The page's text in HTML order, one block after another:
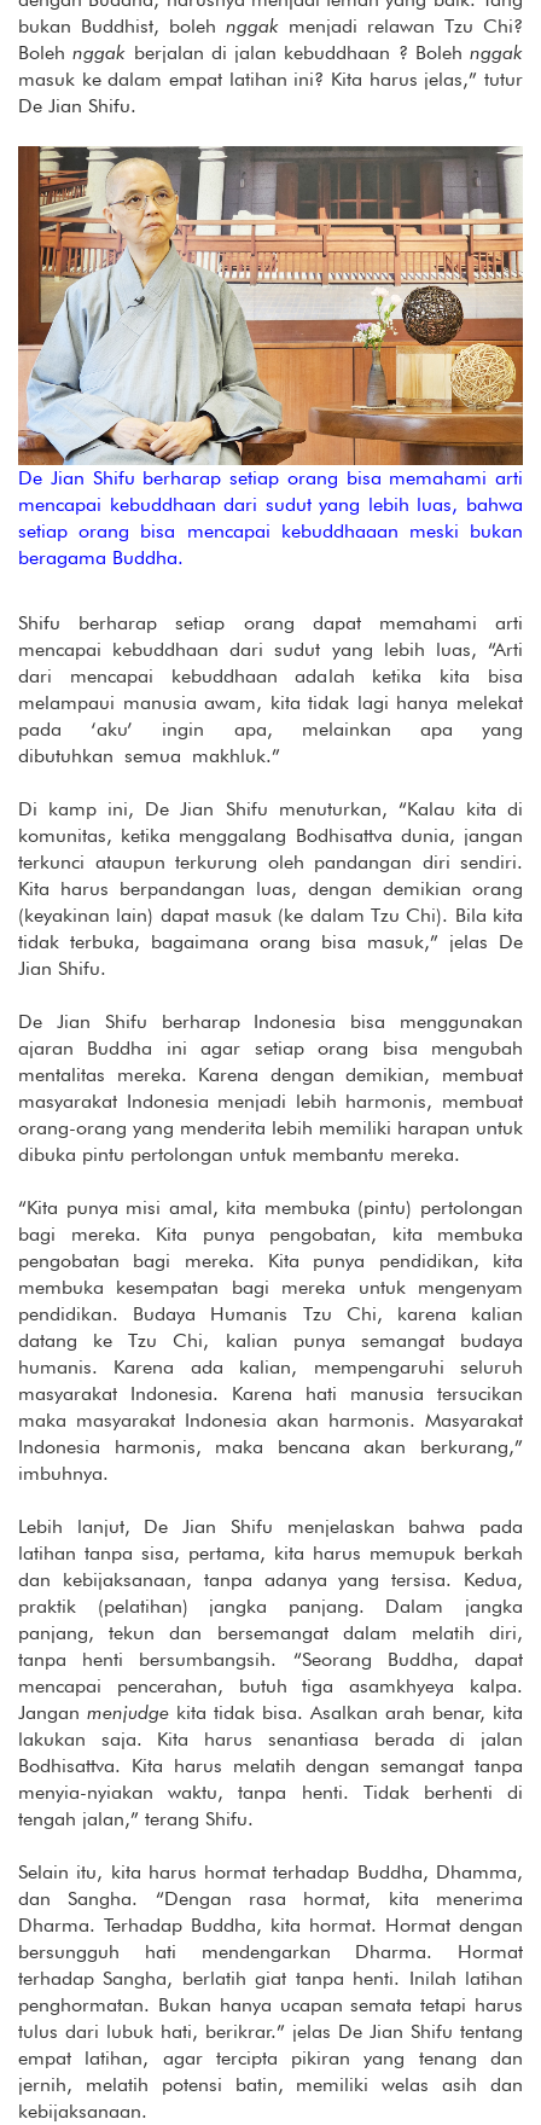
bukan Buddhist, boleh nggak menjadi relawan Tzu Chi?
Bolehnggak berjalan di jalan kebuddhaan ? Boleh nggak
masuk ke dalam empat latihan ini? Kita harus jelas,” tutur
De Jian Shifu.
De Jian Shifu berharap setiap orang bisa memahami arti
mencapai kebuddhaan dari sudut yang lebih luas, bahwa
setiap orang bisa mencapai kebuddhaaan meski bukan
beragama Buddha.
Shifu berharap setiap orang dapat memahami arti
mencapai kebuddhaan dari sudut yang lebih luas, “Arti
dari mencapai kebuddhaan adalah ketika kita bisa
melampaui manusia awam, kita tidak lagi hanya melekat
pada ‘aku’ ingin apa, melainkan apa yang
dibutuhkan semua makhluk.”
Di kamp ini, De Jian Shifu menuturkan, “Kalau kita di
komunitas, ketika menggalang Bodhisattva dunia, jangan
terkunci ataupun terkurung oleh pandangan diri sendiri.
Kita harus berpandangan luas, dengan demikian orang
(keyakinan lain) dapat masuk (ke dalam Tzu Chi). Bila kita
tidak terbuka, bagaimana orang bisa masuk,” jelas De
Jian Shifu.
De Jian Shifu berharap Indonesia bisa menggunakan
ajaran Buddha ini agar setiap orang bisa mengubah
mentalitas mereka. Karena dengan demikian, membuat
masyarakat Indonesia menjadi lebih harmonis, membuat
orang-orang yang menderita lebih memiliki harapan untuk
dibuka pintu pertolongan untuk membantu mereka.
“Kita punya misi amal, kita membuka (pintu) pertolongan
bagi mereka. Kita punya pengobatan, kita membuka
pengobatan bagi mereka. Kita punya pendidikan, kita
membuka kesempatan bagi mereka untuk mengenyam
pendidikan. Budaya Humanis Tzu Chi, karena kalian
datang ke Tzu Chi, kalian punya semangat budaya
humanis. Karena ada kalian, mempengaruhi seluruh
masyarakat Indonesia. Karena hati manusia tersucikan
maka masyarakat Indonesia akan harmonis. Masyarakat
Indonesia harmonis, maka bencana akan berkurang,”
imbuhnya.
Lebih lanjut, De Jian Shifu menjelaskan bahwa pada
latihan tanpa sisa, pertama, kita harus memupuk berkah
dan kebijaksanaan, tanpa adanya yang tersisa. Kedua,
praktik (pelatihan) jangka panjang. Dalam jangka
panjang, tekun dan bersemangat dalam melatih diri,
tanpa henti bersumbangsih. “Seorang Buddha, dapat
mencapai pencerahan, butuh tiga asamkhyeya kalpa.
Jangan menjudge kita tidak bisa. Asalkan arah benar, kita
lakukan saja. Kita harus senantiasa berada di jalan
Bodhisattva. Kita harus melatih dengan semangat tanpa
menyia-nyiakan waktu, tanpa henti. Tidak berhenti di
tengah jalan,” terang Shifu.
Selain itu, kita harus hormat terhadap Buddha, Dhamma,
dan Sangha. “Dengan rasa hormat, kita menerima
Dharma. Terhadap Buddha, kita hormat. Hormat dengan
bersungguh hati mendengarkan Dharma. Hormat
terhadap Sangha, berlatih giat tanpa henti. Inilah latihan
penghormatan. Bukan hanya ucapan semata tetapi harus
tulus dari lubuk hati, berikrar.” jelas De Jian Shifu tentang
empat latihan, agar tercipta pikiran yang tenang dan
jernih, melatih potensi batin, memiliki welas asih dan
kebijaksanaan.